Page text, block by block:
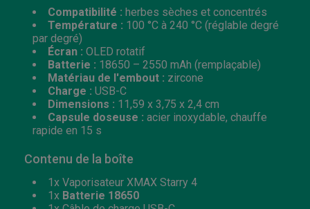
Compatibilité : herbes sèches et concentrés
Température : 100 °C à 240 °C (réglable degré
par degré)
Écran : OLED rotatif
Batterie : 18650 – 2550 mAh (remplaçable)
Matériau de l'embout : zircone
Charge : USB-C
Dimensions : 11,59 x 3,75 x 2,4 cm
Capsule doseuse : acier inoxydable, chauffe
rapide en 15 s
Contenu de la boîte
1x Vaporisateur XMAX Starry 4
1x Batterie 18650